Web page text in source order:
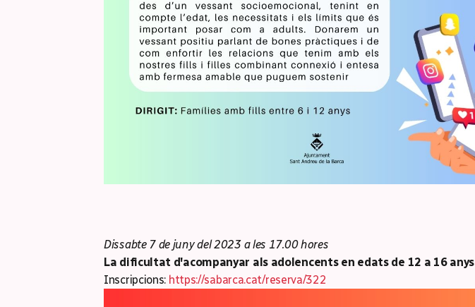
Dissabte 7 de juny del 2023 a les 17.00 hores
La dificultat d'acompanyar als adolencents en edats de 12 a 16 anys
Inscripcions: https://sabarca.cat/reserva/322